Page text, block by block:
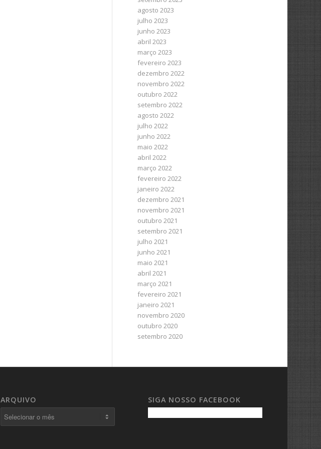
agosto 2023
julho 2023
junho 2023
abril 2023
março 2023
fevereiro 2023
dezembro 2022
novembro 2022
outubro 2022
setembro 2022
agosto 2022
julho 2022
junho 2022
maio 2022
abril 2022
março 2022
fevereiro 2022
janeiro 2022
dezembro 2021
novembro 2021
outubro 2021
setembro 2021
julho 2021
junho 2021
maio 2021
abril 2021
março 2021
fevereiro 2021
janeiro 2021
novembro 2020
outubro 2020
setembro 2020
ARQUIVO SIGA NOSSO FACEBOOK